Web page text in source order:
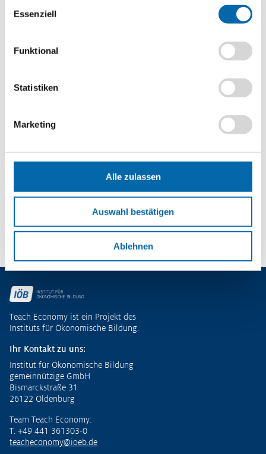
Essenziell
Funktional
Statistiken
Marketing
Alle zulassen
Auswahl bestätigen
Ablehnen
Ökonomische Modelle in 30 Minuten
Unternehmerisch Denken und Handeln
– Potenziale entdecken und
ökonomische Kompetenzen entwickeln
Zu den Publikationen
Teach Economy ist ein Projekt des
Instituts für Ökonomische Bildung.
Ihr Kontakt zu uns:
Institut für Ökonomische Bildung
gemeinnützige GmbH
Bismarckstraße 31
26122 Oldenburg
Team Teach Economy:
T. +49 441 361303-0
teacheconomy@ioeb.de